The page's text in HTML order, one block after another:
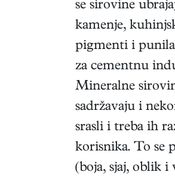
se sirovine
kamenje,
pigmenti i
za cementnu
Mineralne
sadržavaju i
srasli i treba ih
korisnika. To se
(boja, sjaj, oblik i